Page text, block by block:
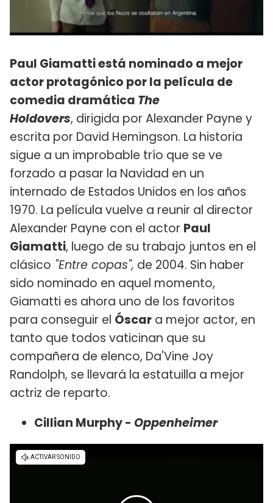
Paul Giamatti está nominado a mejor
actor protagónico por la película de
comedia dramática The
Holdovers, dirigida por Alexander Payne​ y
escrita por David Hemingson. La historia
sigue a un improbable trío que se ve
forzado a pasar la Navidad en un
internado de Estados Unidos en los años
1970. La película vuelve a reunir al director
Alexander Payne con el actor Paul
Giamatti, luego de su trabajo juntos en el
clásico "Entre copas", de 2004. Sin haber
sido nominado en aquel momento,
Giamatti es ahora uno de los favoritos
para conseguir el Óscar a mejor actor, en
tanto que todos vaticinan que su
compañera de elenco, Da'Vine Joy
Randolph, se llevará la estatuilla a mejor
actriz de reparto.
Cillian Murphy - Oppenheimer